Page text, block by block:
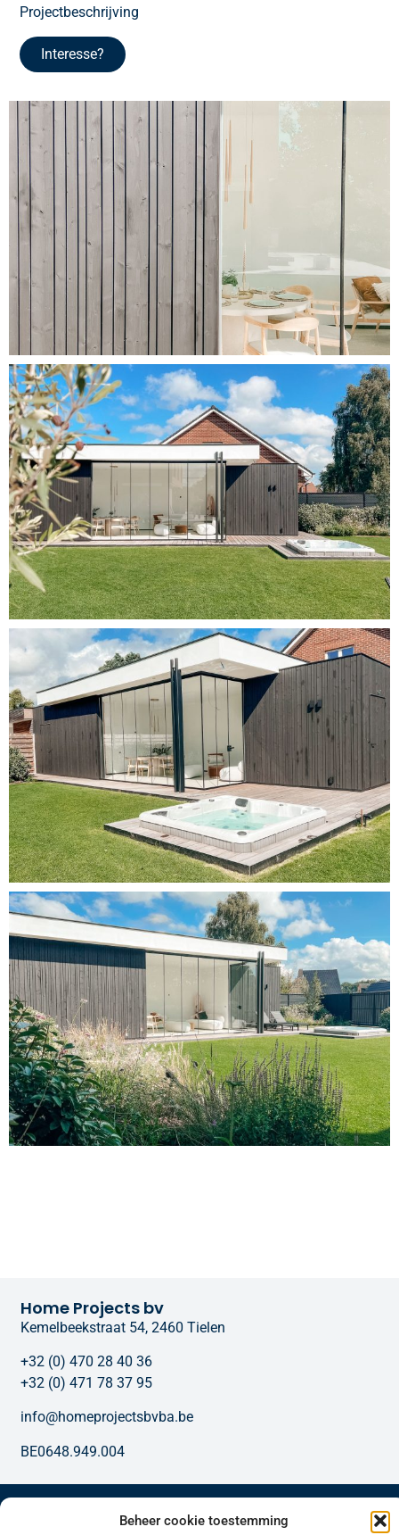
Beheer cookie toestemming
Projectbeschrijving
Interesse?
Home Projects bv
Kemelbeekstraat 54, 2460 Tielen
+32 (0) 470 28 40 36
+32 (0) 471 78 37 95
info@homeprojectsbvba.be
BE0648.949.004
Onze diensten